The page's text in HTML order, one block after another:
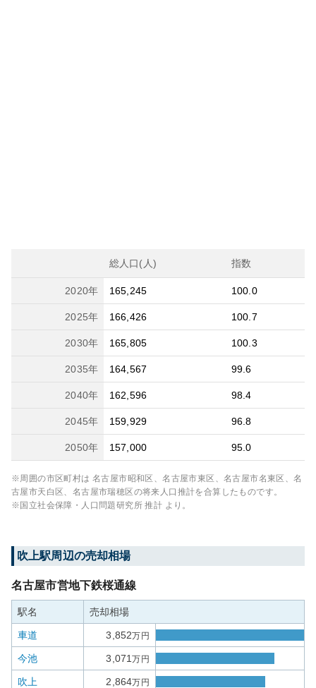
総人口(人) 指数
2020年 165,245 100.0
2025年 166,426 100.7
2030年 165,805 100.3
2035年 164,567 99.6
2040年 162,596 98.4
2045年 159,929 96.8
2050年 157,000 95.0
※周囲の市区町村は 名古屋市昭和区、名古屋市東区、名古屋市名東区、名
古屋市天白区、名古屋市瑞穂区の将来人口推計を合算したものです。
※国立社会保障・人口問題研究所 推計 より。
吹上駅周辺の売却相場
名古屋市営地下鉄桜通線
駅名 売却相場
車道 3,852万円
今池 3,071万円
吹上 2,864万円